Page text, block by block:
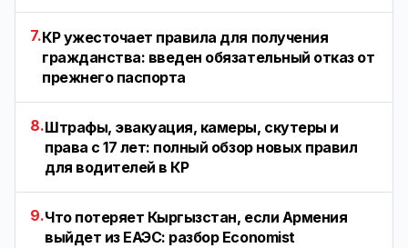
7.КР ужесточает правила для получения
гражданства: введен обязательный отказ от
прежнего паспорта
8.Штрафы, эвакуация, камеры, скутеры и
права с 17 лет: полный обзор новых правил
для водителей в КР
9.Что потеряет Кыргызстан, если Армения
выйдет из ЕАЭС: разбор Economist